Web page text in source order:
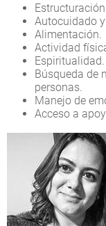
Autocuidado
Alimentación.
Actividad
Espiritualidad.
Búsqueda de
personas.
Manejo de
Acceso a